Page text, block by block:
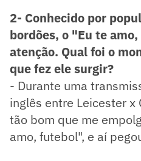
2- Conhecido por
bordões, o "Eu te
atenção. Qual foi o
que fez ele surgir?
- Durante uma
inglês entre Leicester x
tão bom que me
amo, futebol", e aí